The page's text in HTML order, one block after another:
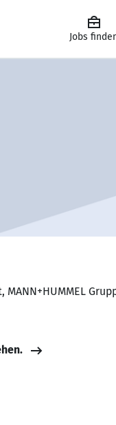
Jobs